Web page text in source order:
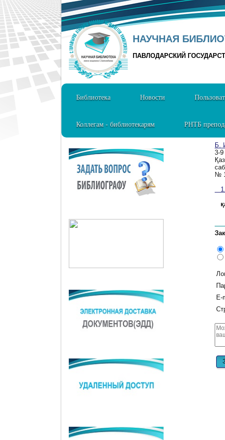
НАУЧНАЯ
ПАВЛОДАРСКИЙ
Библиотека Новости
Коллегам - библиотекарям РНТБ
Б.
3-
№
1.
E-